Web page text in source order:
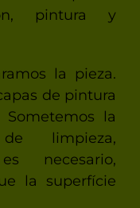
pintura y
la pieza.
de pintura
la
limpieza,
necesario,
la superfície